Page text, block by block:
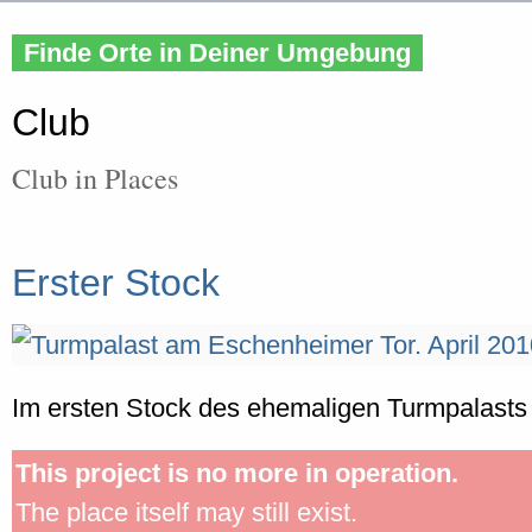
Finde Orte in Deiner Umgebung
Club
Club in Places
Erster Stock
Im ersten Stock des ehemaligen
This project is no more in operation.
The place itself may still exist.